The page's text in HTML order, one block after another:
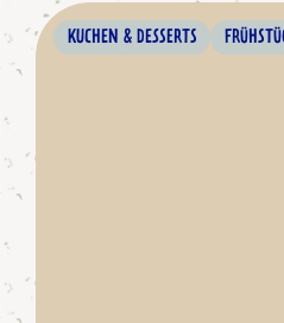
KUCHEN & DESSERTS